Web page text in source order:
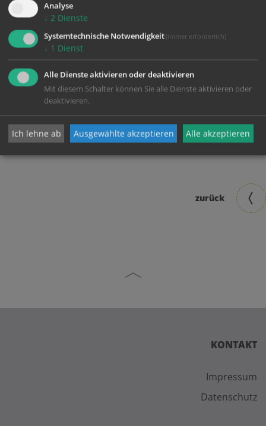
zurück
KONTAKT
Impressum
Datenschutz
Analyse
↓ 2 Dienste
Systemtechnische Notwendigkeit (immer erforderlich)
↓ 1 Dienst
Alle Dienste aktivieren oder deaktivieren
Mit diesem Schalter können Sie alle Dienste aktivieren oder
deaktivieren.
Ich lehne ab Ausgewählte akzeptieren Alle akzeptieren